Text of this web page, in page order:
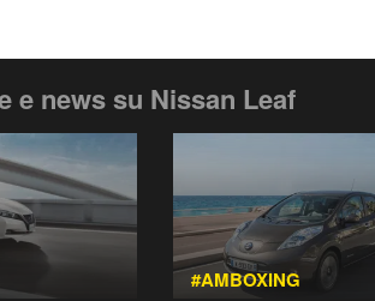
e news su Nissan Leaf
#AMBOXING